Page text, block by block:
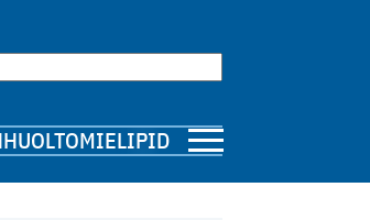
MIELIPIDE